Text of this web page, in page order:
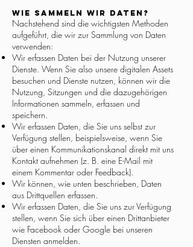
Wie sammeln wir Daten?
Nachstehend sind die wichtigsten Methoden
aufgeführt, die wir zur Sammlung von Daten
verwenden:
Wir erfassen Daten bei der Nutzung unserer
Dienste. Wenn Sie also unsere digitalen Assets
besuchen und Dienste nutzen, können wir die
Nutzung, Sitzungen und die dazugehörigen
Informationen sammeln, erfassen und
speichern.
Wir erfassen Daten, die Sie uns selbst zur
Verfügung stellen, beispielsweise, wenn Sie
über einen Kommunikationskanal direkt mit uns
Kontakt aufnehmen (z. B. eine E-Mail mit
einem Kommentar oder Feedback).
Wir können, wie unten beschrieben, Daten
aus Drittquellen erfassen.
Wir erfassen Daten, die Sie uns zur Verfügung
stellen, wenn Sie sich über einen Drittanbieter
wie Facebook oder Google bei unseren
Diensten anmelden.